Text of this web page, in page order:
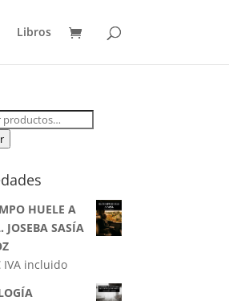
Libros
HUELE A
JOSEBA SASÍA
IVA incluido